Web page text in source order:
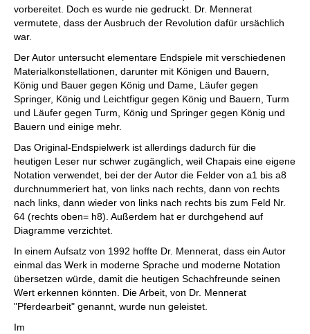
vorbereitet. Doch es wurde nie gedruckt. Dr. Mennerat
vermutete, dass der Ausbruch der Revolution dafür ursächlich
war.
Der Autor untersucht elementare Endspiele mit verschiedenen
Materialkonstellationen, darunter mit Königen und Bauern,
König und Bauer gegen König und Dame, Läufer gegen
Springer, König und Leichtfigur gegen König und Bauern, Turm
und Läufer gegen Turm, König und Springer gegen König und
Bauern und einige mehr.
Das Original-Endspielwerk ist allerdings dadurch für die
heutigen Leser nur schwer zugänglich, weil Chapais eine eigene
Notation verwendet, bei der der Autor die Felder von a1 bis a8
durchnummeriert hat, von links nach rechts, dann von rechts
nach links, dann wieder von links nach rechts bis zum Feld Nr.
64 (rechts oben= h8). Außerdem hat er durchgehend auf
Diagramme verzichtet.
In einem Aufsatz von 1992 hoffte Dr. Mennerat, dass ein Autor
einmal das Werk in moderne Sprache und moderne Notation
übersetzen würde, damit die heutigen Schachfreunde seinen
Wert erkennen könnten. Die Arbeit, von Dr. Mennerat
"Pferdearbeit" genannt, wurde nun geleistet.
Im